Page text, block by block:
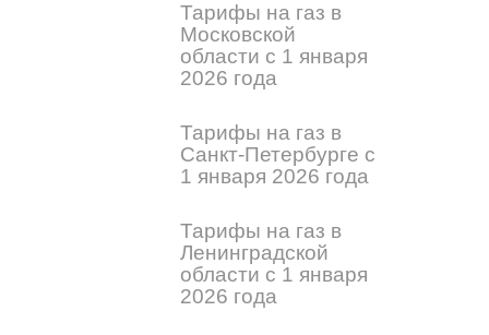
Тарифы на газ в
Московской
области с 1 января
2026 года
Тарифы на газ в
Санкт-Петербурге с
1 января 2026 года
Тарифы на газ в
Ленинградской
области с 1 января
2026 года